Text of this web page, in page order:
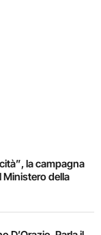
la campagna
della